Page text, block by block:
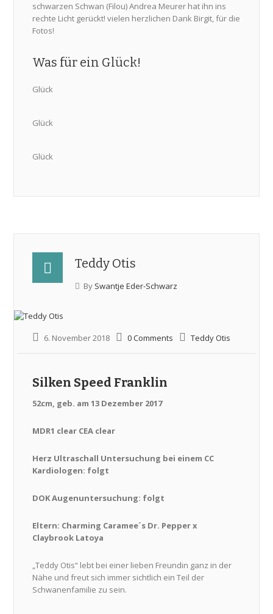
schwarzen Schwan (Filou) Andrea Meurer hat ihn ins
rechte Licht gerückt! vielen herzlichen Dank Birgit, für die
Fotos!
Was für ein Glück!
Glück
Glück
Glück
Teddy Otis
By Swantje Eder-Schwarz
6. November 2018 0 Comments Teddy Otis
Silken Speed Franklin
52cm, geb. am 13 Dezember 2017
MDR1 clear CEA clear
Herz Ultraschall Untersuchung bei einem CC
Kardiologen: folgt
DOK Augenuntersuchung: folgt
Eltern: Charming Caramee´s Dr. Pepper x
Claybrook Latoya
„Teddy Otis“ lebt bei einer lieben Freundin ganz in der
Nähe und freut sich immer sichtlich ein Teil der
Schwanenfamilie zu sein.